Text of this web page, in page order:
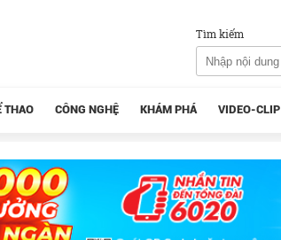
Tìm kiếm
THAO CÔNG NGHỆ KHÁM PHÁ VIDEO-CLIP